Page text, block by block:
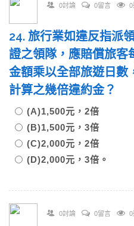
0討論 0留言 0
24. 旅行業如違反指派
證之領隊，應賠償旅客
金額乘以全部旅遊日數
計算之幾倍違約金？
(A)1,500元，2倍
(B)1,500元，3倍
(C)2,000元，2倍
(D)2,000元，3倍。
0討論 0留言 0